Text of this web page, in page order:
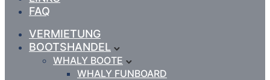
FAQ
VERMIETUNG
BOOTSHANDEL
WHALY BOOTE
WHALY FUNBOARD